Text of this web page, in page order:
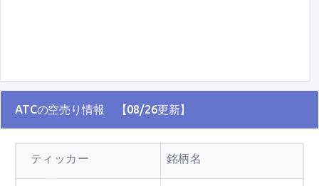
ATCの空売り情報 【08/26更新】
ティッカー 銘柄名